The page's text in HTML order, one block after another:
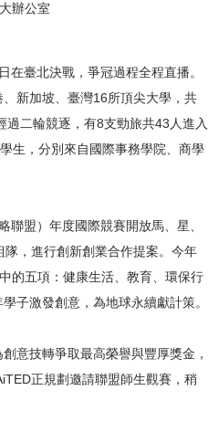
辦公室
在臺北決戰，爭冠過程全程直播。
新加坡、臺灣16所頂尖大學，共
二輪競逐，有8支勁旅共43人進入
生，分別來自國際事務學院、商學
聯盟）年度國際競賽開放馬、星、
，進行創新創業合作提案。今年
的五項：健康生活、教育、環保行
子激發創意，為地球永續獻計策。
意技轉爭取最高榮譽與豐厚獎金，
正規劃邀請聯盟師生觀賽，稍